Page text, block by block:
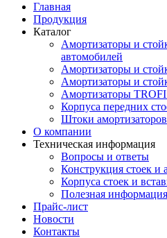
Главная
Продукция
Каталог
Амортизаторы и
автомобилей
Амортизаторы и
Амортизаторы и
Амортизаторы
Корпуса передних
Штоки амортизаторов
О компании
Техническая информация
Вопросы и ответы
Конструкция стоек и
Корпуса стоек и
Полезная информация
Прайс-лист
Новости
Контакты